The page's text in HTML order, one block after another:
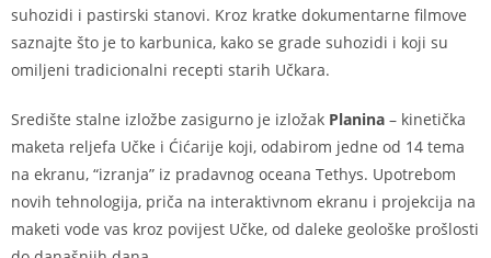
suhozidi i pastirski stanovi. Kroz kratke dokumentarne filmove
saznajte što je to karbunica, kako se grade suhozidi i koji su
omiljeni tradicionalni recepti starih Učkara.
Središte stalne izložbe zasigurno je izložak Planina – kinetička
maketa reljefa Učke i Ćićarije koji, odabirom jedne od 14 tema
na ekranu, “izranja” iz pradavnog oceana Tethys. Upotrebom
novih tehnologija, priča na interaktivnom ekranu i projekcija na
maketi vode vas kroz povijest Učke, od daleke geološke prošlosti